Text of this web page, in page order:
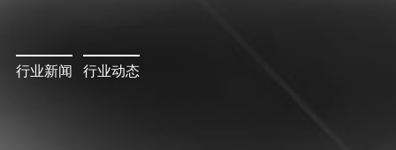
行业新闻 行业动态